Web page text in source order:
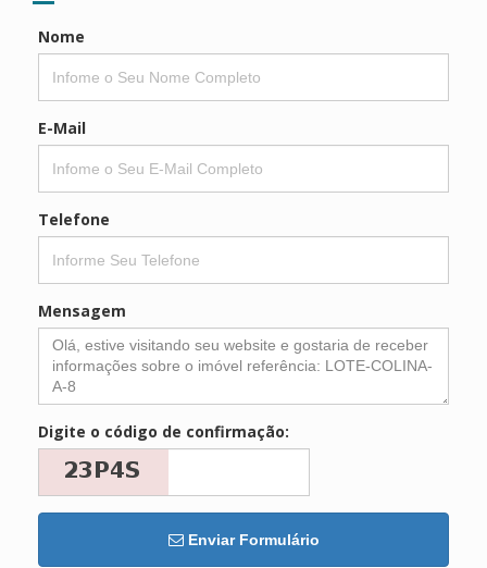
Nome
E-Mail
Telefone
Mensagem
Digite o código de confirmação:
Enviar Formulário